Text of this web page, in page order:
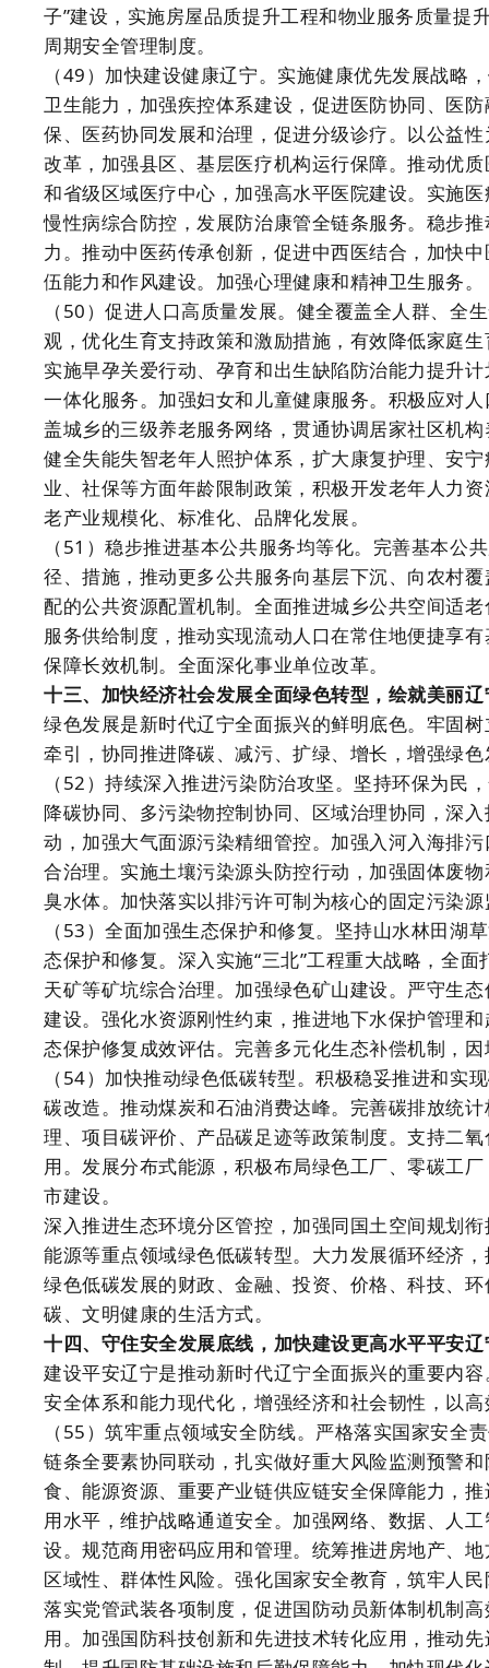
子”建设，实施房屋品质提升工程和物业服务质量提
周期安全管理制度。
（49）加快建设健康辽宁。实施健康优先发展战略
卫生能力，加强疾控体系建设，促进医防协同、医
保、医药协同发展和治理，促进分级诊疗。以公益
改革，加强县区、基层医疗机构运行保障。推动优
和省级区域医疗中心，加强高水平医院建设。实施
慢性病综合防控，发展防治康管全链条服务。稳步
力。推动中医药传承创新，促进中西医结合，加快
伍能力和作风建设。加强心理健康和精神卫生服务。
（50）促进人口高质量发展。健全覆盖全人群、全
观，优化生育支持政策和激励措施，有效降低家庭
实施早孕关爱行动、孕育和出生缺陷防治能力提升
一体化服务。加强妇女和儿童健康服务。积极应对
盖城乡的三级养老服务网络，贯通协调居家社区机
健全失能失智老年人照护体系，扩大康复护理、安
业、社保等方面年龄限制政策，积极开发老年人力
老产业规模化、标准化、品牌化发展。
（51）稳步推进基本公共服务均等化。完善基本公
径、措施，推动更多公共服务向基层下沉、向农村
配的公共资源配置机制。全面推进城乡公共空间适
服务供给制度，推动实现流动人口在常住地便捷享
保障长效机制。全面深化事业单位改革。
十三、加快经济社会发展全面绿色转型，绘就美丽
绿色发展是新时代辽宁全面振兴的鲜明底色。牢固
牵引，协同推进降碳、减污、扩绿、增长，增强绿
（52）持续深入推进污染防治攻坚。坚持环保为民
降碳协同、多污染物控制协同、区域治理协同，深
动，加强大气面源污染精细管控。加强入河入海排
合治理。实施土壤污染源头防控行动，加强固体废
臭水体。加快落实以排污许可制为核心的固定污染
（53）全面加强生态保护和修复。坚持山水林田湖
态保护和修复。深入实施“三北”工程重大战略，全
天矿等矿坑综合治理。加强绿色矿山建设。严守生
建设。强化水资源刚性约束，推进地下水保护管理
态保护修复成效评估。完善多元化生态补偿机制，
（54）加快推动绿色低碳转型。积极稳妥推进和实
碳改造。推动煤炭和石油消费达峰。完善碳排放统
理、项目碳评价、产品碳足迹等政策制度。支持二
用。发展分布式能源，积极布局绿色工厂、零碳工
市建设。
深入推进生态环境分区管控，加强同国土空间规划
能源等重点领域绿色低碳转型。大力发展循环经济
绿色低碳发展的财政、金融、投资、价格、科技、
碳、文明健康的生活方式。
十四、守住安全发展底线，加快建设更高水平平安辽
建设平安辽宁是推动新时代辽宁全面振兴的重要内
安全体系和能力现代化，增强经济和社会韧性，以
（55）筑牢重点领域安全防线。严格落实国家安全
链条全要素协同联动，扎实做好重大风险监测预警
食、能源资源、重要产业链供应链安全保障能力，
用水平，维护战略通道安全。加强网络、数据、人
设。规范商用密码应用和管理。统筹推进房地产、
区域性、群体性风险。强化国家安全教育，筑牢人
落实党管武装各项制度，促进国防动员新体制机制
用。加强国防科技创新和先进技术转化应用，推动